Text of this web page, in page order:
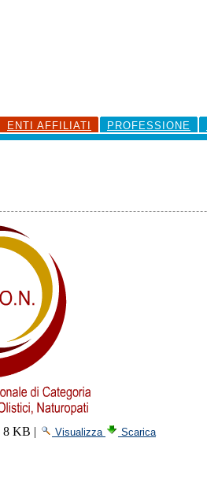
ENTI AFFILIATI PROFESSIONE
8 KB | Visualizza Scarica